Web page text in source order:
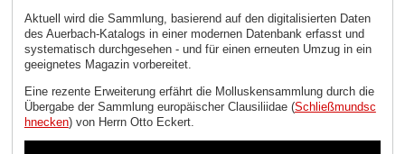
Aktuell wird die Sammlung, basierend auf den digitalisierten Daten
des Auerbach-Katalogs in einer modernen Datenbank erfasst und
systematisch durchgesehen - und für einen erneuten Umzug in ein
geeignetes Magazin vorbereitet.
Eine rezente Erweiterung erfährt die Molluskensammlung durch die
Übergabe der Sammlung europäischer Clausiliidae (Schließmundsc
hnecken) von Herrn Otto Eckert.